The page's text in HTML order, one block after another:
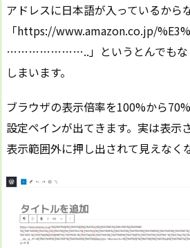
アドレスに日本語が入っているから
「https://www.amazon.co.jp/
…………………..」というとんでもな
しまいます。
ブラウザの表示倍率を100%から
設定ペインが出てきます。実は表示
表示範囲外に押し出されて見えなく